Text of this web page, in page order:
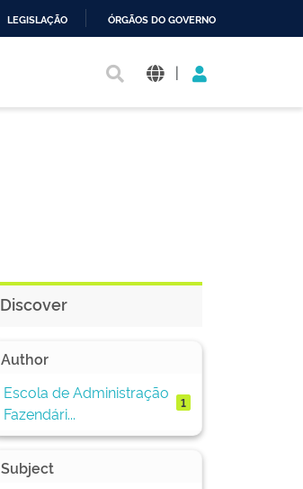
LEGISLAÇÃO ÓRGÃOS DO GOVERNO
|
Discover
Author
Escola de Administração
Fazendári...
1
Subject